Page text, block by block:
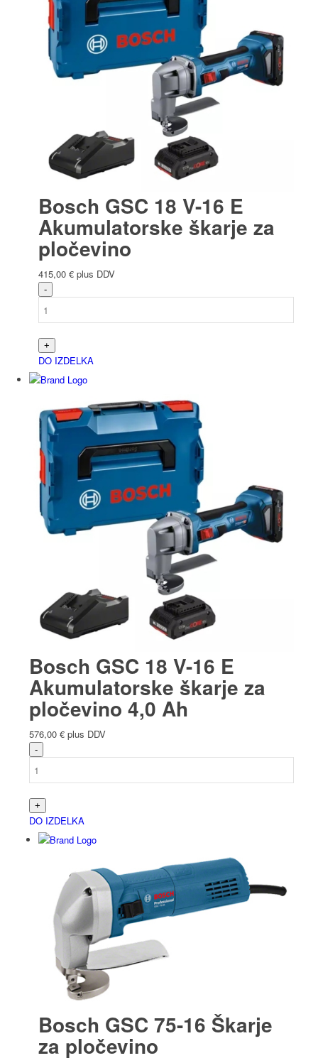
Bosch GSC 18 V-16 E
Akumulatorske škarje za
pločevino
415,00 € plus DDV
DO IZDELKA
Bosch GSC 18 V-16 E
Akumulatorske škarje za
pločevino 4,0 Ah
576,00 € plus DDV
DO IZDELKA
Bosch GSC 75-16 Škarje
za pločevino